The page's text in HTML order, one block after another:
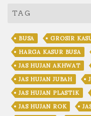
TAG
BUSA GROSIR
HARGA KASUR BUSA
JAS HUJAN AKHWAT
JAS HUJAN JUBAH
JAS HUJAN PLASTIK
JAS HUJAN ROK